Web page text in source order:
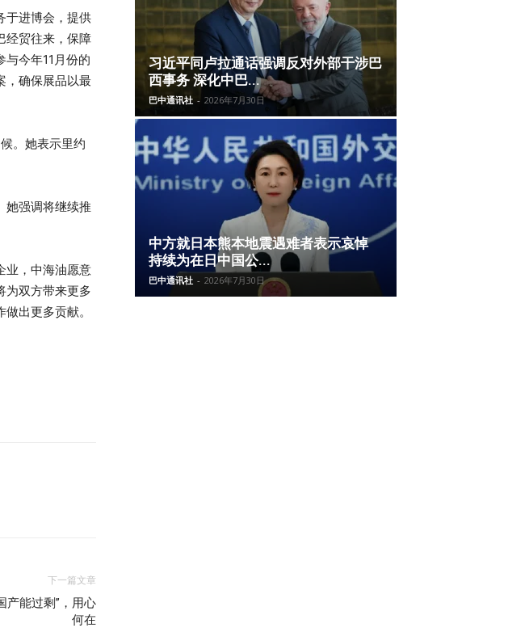
于进博会，提供
经贸往来，保障
今年11月份的
，确保展品以最
。她表示里约
她强调将继续推
业，中海油愿意
为双方带来更多
出更多贡献。
下一篇文章
产能过剩”，用心
何在
习近平同卢拉通话强调反对外部干涉巴
西事务 深化中巴...
巴中通讯社 - 2026年7月30日
中方就日本熊本地震遇难者表示哀悼
持续为在日中国公...
巴中通讯社 - 2026年7月30日